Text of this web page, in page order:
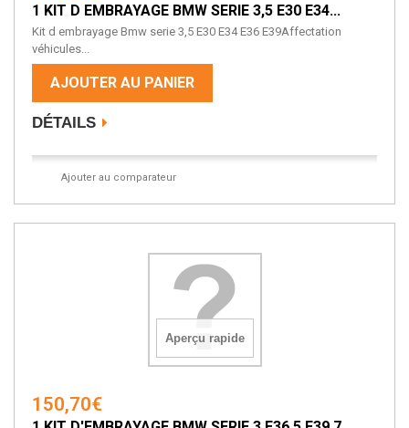
1 KIT D EMBRAYAGE BMW SERIE 3,5 E30 E34...
Kit d embrayage Bmw serie 3,5 E30 E34 E36 E39Affectation
véhicules...
AJOUTER AU PANIER
DÉTAILS
Ajouter au comparateur
Aperçu rapide
150,70€